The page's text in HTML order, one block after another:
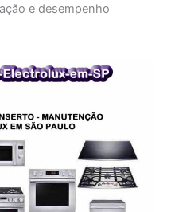
e desempenho